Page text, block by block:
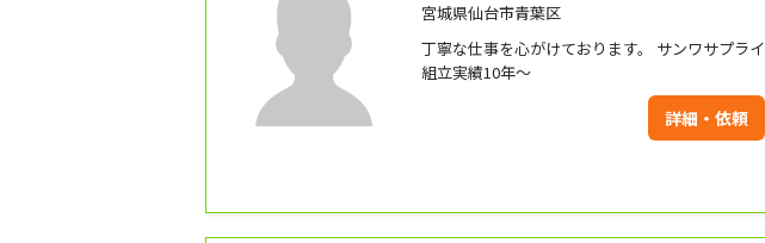
宮城県仙台市青葉区
丁寧な仕事を心がけております。 サンワサプライ
組立実績10年～
詳細・依頼